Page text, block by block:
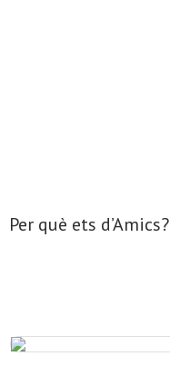
Per què ets d’Amics?